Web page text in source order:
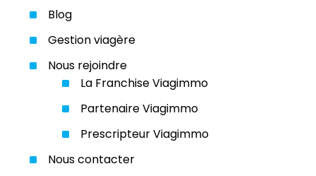
Blog
Gestion viagère
Nous rejoindre
La Franchise Viagimmo
Partenaire Viagimmo
Prescripteur Viagimmo
Nous contacter